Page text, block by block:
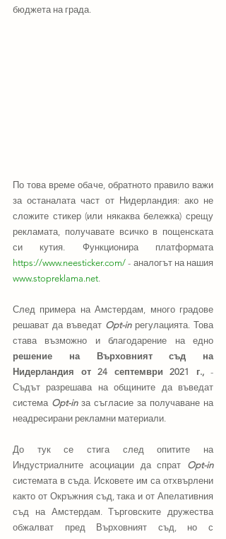
бюджета на града.
По това време обаче, обратното правило важи
за останалата част от Нидерландия: ако не
сложите стикер (или някаква бележка) срещу
рекламата, получавате всичко в пощенската
си кутия. Функционира платформата
https://www.neesticker.com/
www.stopreklama.net.
След примера на Амстердам, много градове
решават да въведат Opt-in регулацията. Това
решение на Върховният съд на
Нидерландия от 24 септември 2021 г., -
Съдът разрешава на общините да въведат
система Opt-in за съгласие за получаване на
неадресирани рекламни материали.
До тук се стига след опитите на
Индустриалните асоциации да спрат Opt-in
системата в съда. Исковете им са отхвърлени
както от Окръжния съд, така и от Апелативния
съд на Амстердам. Търговските дружества
обжалват пред Върховният съд, но с